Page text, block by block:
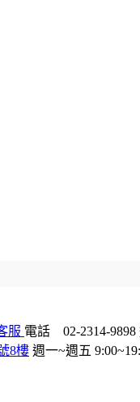
服 電話 02-2314-9898
8樓 週一~週五